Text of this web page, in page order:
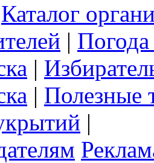
Каталог
|
|
| Полезные
|